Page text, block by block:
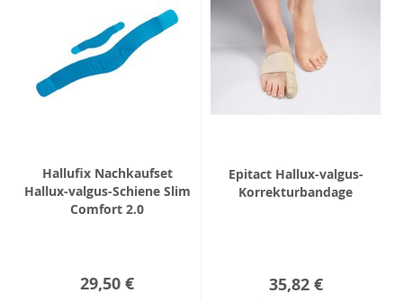
Hallufix Nachkaufset
Hallux-valgus-Schiene Slim
Comfort 2.0
29,50 €
Epitact Hallux-valgus-
Korrekturbandage
35,82 €